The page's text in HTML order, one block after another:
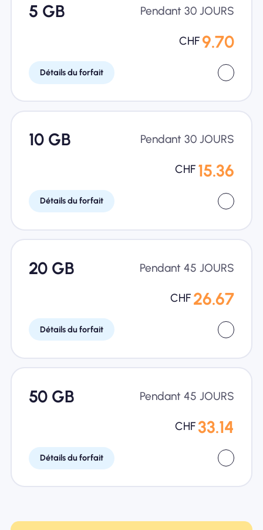
5 GB Pendant 30 JOURS
CHF 9.70
Détails du forfait
10 GB Pendant 30 JOURS
CHF 15.36
Détails du forfait
20 GB Pendant 45 JOURS
CHF 26.67
Détails du forfait
50 GB Pendant 45 JOURS
CHF 33.14
Détails du forfait